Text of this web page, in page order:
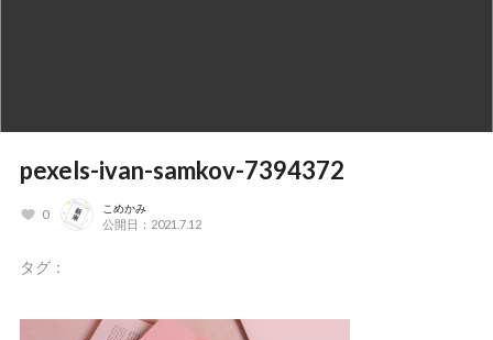
pexels-ivan-samkov-7394372
0 こめかみ
公開日：2021.7.12
タグ：